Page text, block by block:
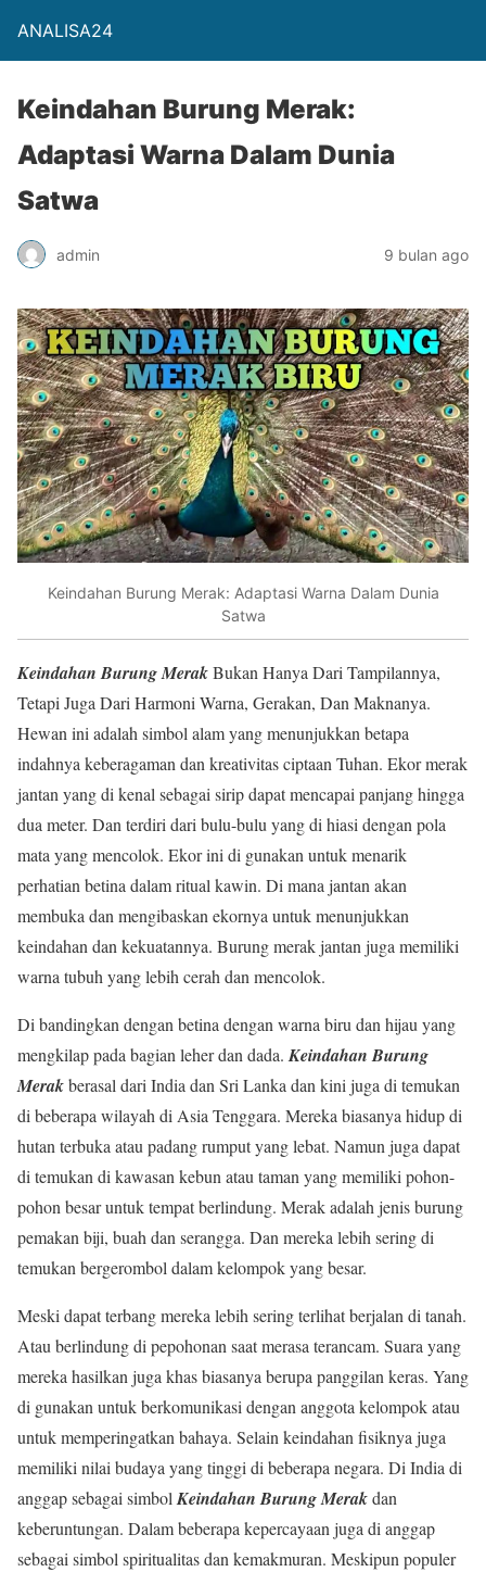
ANALISA24
Keindahan Burung Merak:
Adaptasi Warna Dalam Dunia
Satwa
admin 9 bulan ago
Keindahan Burung Merak: Adaptasi Warna Dalam Dunia
Satwa
Keindahan Burung MerakBukan Hanya Dari Tampilannya,
Tetapi Juga Dari Harmoni Warna, Gerakan, Dan Maknanya.
Hewan ini adalah simbol alam yang menunjukkan betapa
indahnya keberagaman dan kreativitas ciptaan Tuhan. Ekor merak
jantan yang di kenal sebagai sirip dapat mencapai panjang hingga
dua meter. Dan terdiri dari bulu-bulu yang di hiasi dengan pola
mata yang mencolok. Ekor ini di gunakan untuk menarik
perhatian betina dalam ritual kawin. Di mana jantan akan
membuka dan mengibaskan ekornya untuk menunjukkan
keindahan dan kekuatannya. Burung merak jantan juga memiliki
warna tubuh yang lebih cerah dan mencolok.
Di bandingkan dengan betina dengan warna biru dan hijau yang
mengkilap pada bagian leher dan dada. Keindahan Burung
Merakberasal dari India dan Sri Lanka dan kini juga di temukan
di beberapa wilayah di Asia Tenggara. Mereka biasanya hidup di
hutan terbuka atau padang rumput yang lebat. Namun juga dapat
di temukan di kawasan kebun atau taman yang memiliki pohon-
pohon besar untuk tempat berlindung. Merak adalah jenis burung
pemakan biji, buah dan serangga. Dan mereka lebih sering di
temukan bergerombol dalam kelompok yang besar.
Meski dapat terbang mereka lebih sering terlihat berjalan di tanah.
Atau berlindung di pepohonan saat merasa terancam. Suara yang
mereka hasilkan juga khas biasanya berupa panggilan keras. Yang
di gunakan untuk berkomunikasi dengan anggota kelompok atau
untuk memperingatkan bahaya. Selain keindahan fisiknya juga
memiliki nilai budaya yang tinggi di beberapa negara. Di India di
anggap sebagai simbol Keindahan Burung Merakdan
keberuntungan. Dalam beberapa kepercayaan juga di anggap
sebagai simbol spiritualitas dan kemakmuran. Meskipun populer